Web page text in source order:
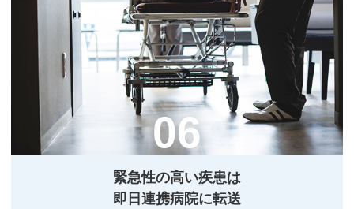
緊急性の⾼い疾患は
即⽇連携病院に転送